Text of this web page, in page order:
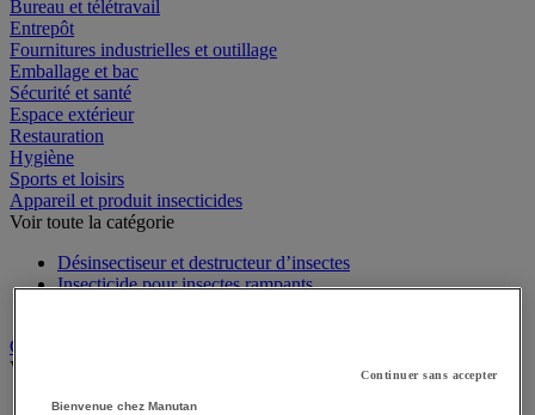
Bureau et télétravail
Entrepôt
Fournitures industrielles et outillage
Emballage et bac
Sécurité et santé
Espace extérieur
Restauration
Hygiène
Sports et loisirs
Appareil et produit insecticides
Désinsectiseur et destructeur d’insectes
Chariot à linge et armoire à linge
Continuer sans accepter
Bienvenue chez Manutan